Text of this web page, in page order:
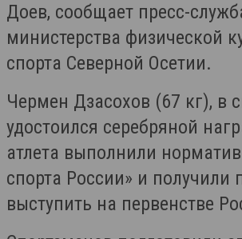
Доев, сообщает пресс-
министерства физической
спорта Северной Осетии.
Чермен Дзасохов (67 кг), в
удостоился серебряной
атлета выполнили
спорта России» и получили
выступить на первенстве